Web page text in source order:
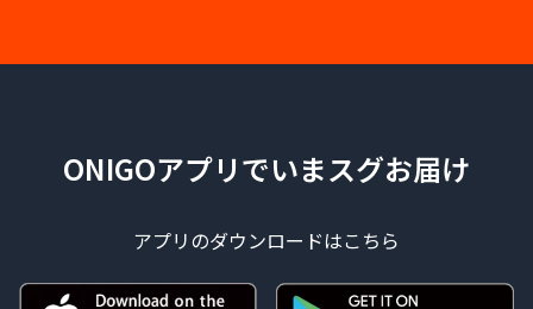
ONIGOアプリでいまスグお届け
アプリのダウンロードはこちら